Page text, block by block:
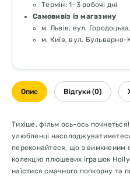
Термін: 1–3 робочі дні
Самовивіз із магазину
м. Львів, вул.
м. Київ, вул. Бульварно-
Опис Відгуки (0)
Тихіше, фільм ось-ось
улюбленці
переконайтеся, що з вимкненим
колекцію плюшевих іграшок
наїстися смачного попкорну та